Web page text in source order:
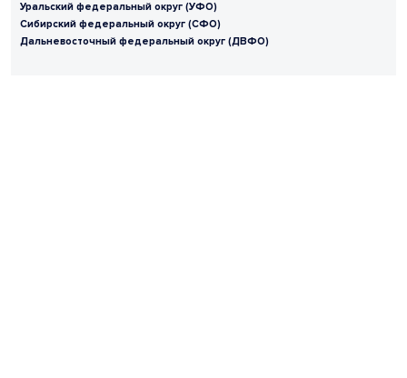
Уральский федеральный округ (УФО)
Сибирский федеральный округ (СФО)
Дальневосточный федеральный округ (ДВФО)